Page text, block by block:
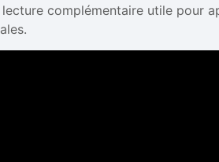
complémentaire utile pour